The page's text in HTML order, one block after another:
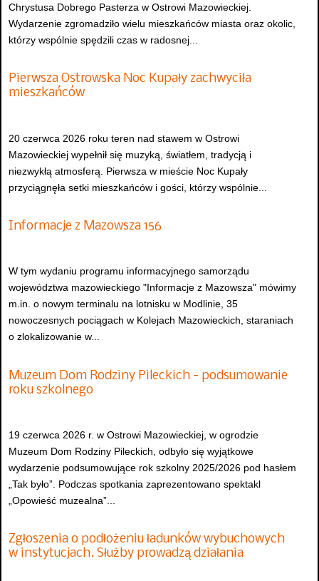
Chrystusa Dobrego Pasterza w Ostrowi Mazowieckiej.
Wydarzenie zgromadziło wielu mieszkańców miasta oraz okolic,
którzy wspólnie spędzili czas w radosnej...
Pierwsza Ostrowska Noc Kupały zachwyciła
mieszkańców
20 czerwca 2026 roku teren nad stawem w Ostrowi
Mazowieckiej wypełnił się muzyką, światłem, tradycją i
niezwykłą atmosferą. Pierwsza w mieście Noc Kupały
przyciągnęła setki mieszkańców i gości, którzy wspólnie...
Informacje z Mazowsza 156
W tym wydaniu programu informacyjnego samorządu
województwa mazowieckiego "Informacje z Mazowsza" mówimy
m.in. o nowym terminalu na lotnisku w Modlinie, 35
nowoczesnych pociągach w Kolejach Mazowieckich, staraniach
o zlokalizowanie w...
Muzeum Dom Rodziny Pileckich - podsumowanie
roku szkolnego
19 czerwca 2026 r. w Ostrowi Mazowieckiej, w ogrodzie
Muzeum Dom Rodziny Pileckich, odbyło się wyjątkowe
wydarzenie podsumowujące rok szkolny 2025/2026 pod hasłem
„Tak było”. Podczas spotkania zaprezentowano spektakl
„Opowieść muzealna”...
Zgłoszenia o podłożeniu ładunków wybuchowych
w instytucjach. Służby prowadzą działania